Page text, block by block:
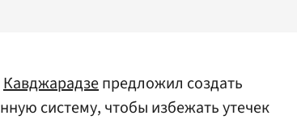
Кавджарадзепредложил создать
систему, чтобы избежать утечек